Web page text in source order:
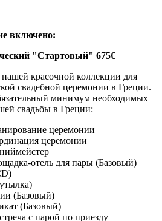
включено:
"Стартовый" 675€
красочной коллекции для
свадебной церемонии в Греции.
минимум необходимых
свадьбы в Греции:
церемонии
церемонии
отель для пары (Базовый)
(Базовый)
(Базовый)
с парой по приезду